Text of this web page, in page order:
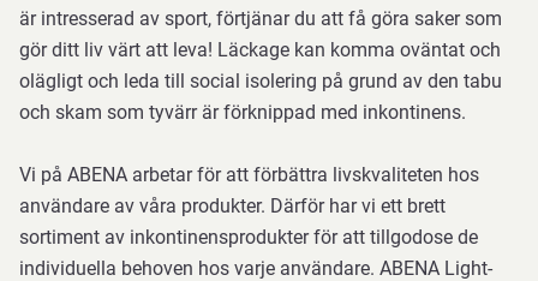
är intresserad av sport, förtjänar du att få göra saker som
gör ditt liv värt att leva! Läckage kan komma oväntat och
olägligt och leda till social isolering på grund av den tabu
och skam som tyvärr är förknippad med inkontinens.
Vi på ABENA arbetar för att förbättra livskvaliteten hos
användare av våra produkter. Därför har vi ett brett
sortiment av inkontinensprodukter för att tillgodose de
individuella behoven hos varje användare. ABENA Light-